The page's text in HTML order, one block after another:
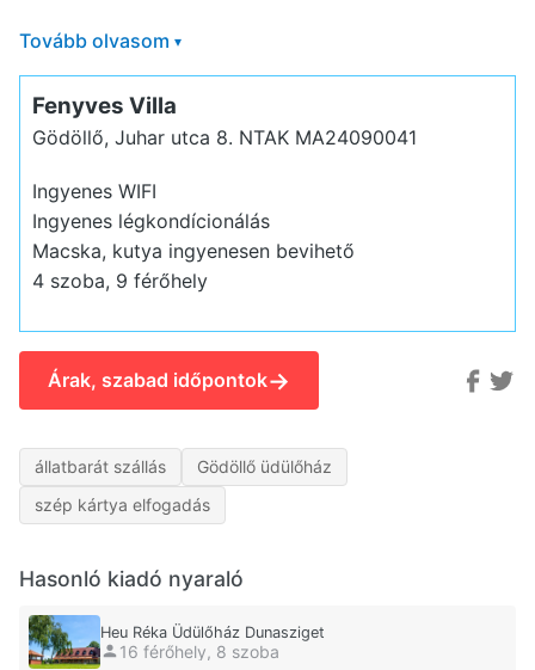
Tovább olvasom ▾
Fenyves Villa
Gödöllő, Juhar utca 8. NTAK MA24090041
Ingyenes WIFI
Ingyenes légkondícionálás
Macska, kutya ingyenesen bevihető
4 szoba, 9 férőhely
Árak, szabad időpontok→
állatbarát szállás
Gödöllő üdülőház
szép kártya elfogadás
Hasonló kiadó nyaraló
Heu Réka Üdülőház Dunasziget
16 férőhely, 8 szoba